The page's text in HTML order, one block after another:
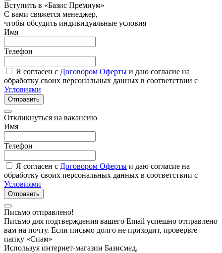
Вступить в «Базис Премиум»
С вами свяжется менеджер,
чтобы обсудить индивидуальные условия
Имя
Телефон
Я согласен с Договором Оферты и даю согласие на
обработку своих персональных данных в соответствии с
Условиями
Отправить
Откликнуться на вакансию
Имя
Телефон
Я согласен с Договором Оферты и даю согласие на
обработку своих персональных данных в соответствии с
Условиями
Отправить
Письмо отправлено!
Письмо для подтверждения вашего Email успешно отправлено
вам на почту. Если письмо долго не приходит, проверьте
папку «Спам»
Используя интернет-магазин Базисмед,